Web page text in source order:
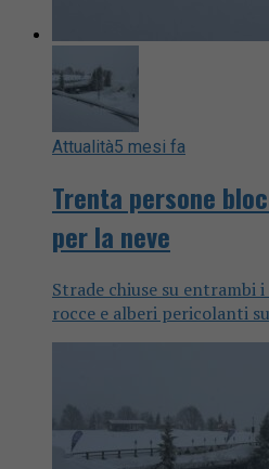
Attualità5 mesi fa
Trenta persone
per la neve
Strade chiuse su entrambi
rocce e alberi pericolanti